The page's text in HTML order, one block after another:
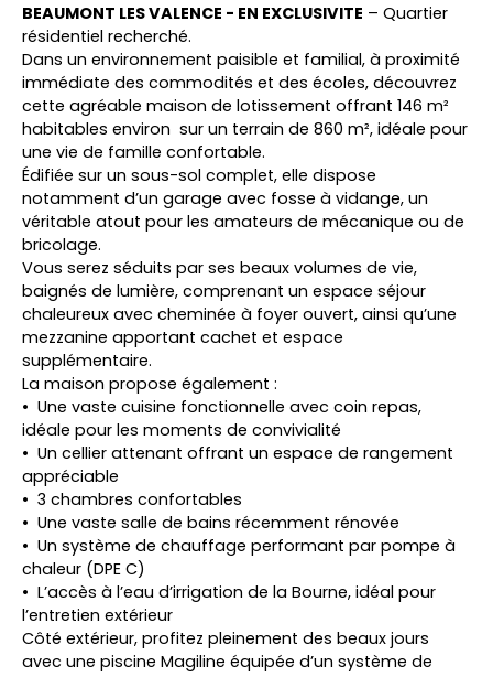
BEAUMONT LES VALENCE - EN EXCLUSIVITE – Quartier
résidentiel recherché.
Dans un environnement paisible et familial, à proximité
immédiate des commodités et des écoles, découvrez
cette agréable maison de lotissement offrant 146 m²
habitables environ sur un terrain de 860 m², idéale pour
une vie de famille confortable.
Édifiée sur un sous-sol complet, elle dispose
notamment d’un garage avec fosse à vidange, un
véritable atout pour les amateurs de mécanique ou de
bricolage.
Vous serez séduits par ses beaux volumes de vie,
baignés de lumière, comprenant un espace séjour
chaleureux avec cheminée à foyer ouvert, ainsi qu’une
mezzanine apportant cachet et espace
supplémentaire.
La maison propose également :
Une vaste cuisine fonctionnelle avec coin repas,
idéale pour les moments de convivialité
Un cellier attenant offrant un espace de rangement
appréciable
3 chambres confortables
Une vaste salle de bains récemment rénovée
Un système de chauffage performant par pompe à
chaleur (DPE C)
L’accès à l’eau d’irrigation de la Bourne, idéal pour
l’entretien extérieur
Côté extérieur, profitez pleinement des beaux jours
avec une piscine Magiline équipée d’un système de